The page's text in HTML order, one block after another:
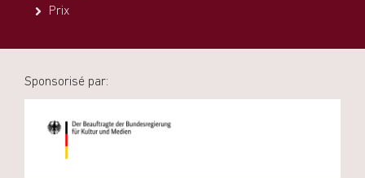
Prix
Sponsorisé par: